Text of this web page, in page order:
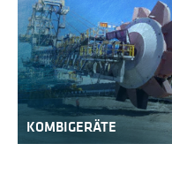
KOMBIGERÄTE